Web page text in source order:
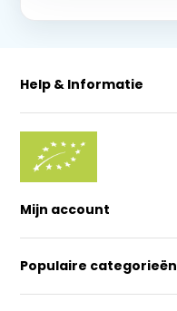
Help & Informatie
Mijn account
Populaire categorieën